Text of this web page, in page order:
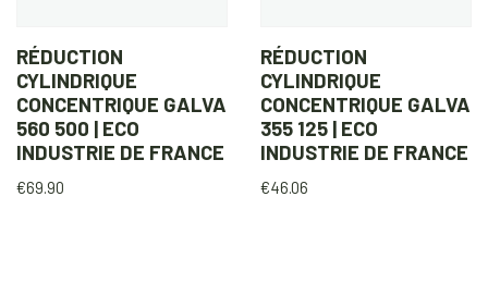
RÉDUCTION
CYLINDRIQUE
CONCENTRIQUE GALVA
560 500 | ECO
INDUSTRIE DE FRANCE
€69.90
RÉDUCTION
CYLINDRIQUE
CONCENTRIQUE GALVA
355 125 | ECO
INDUSTRIE DE FRANCE
€46.06